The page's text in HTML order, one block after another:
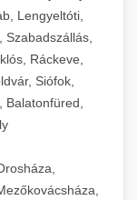
Lengyeltóti,
Ráckeve,
Siófok,